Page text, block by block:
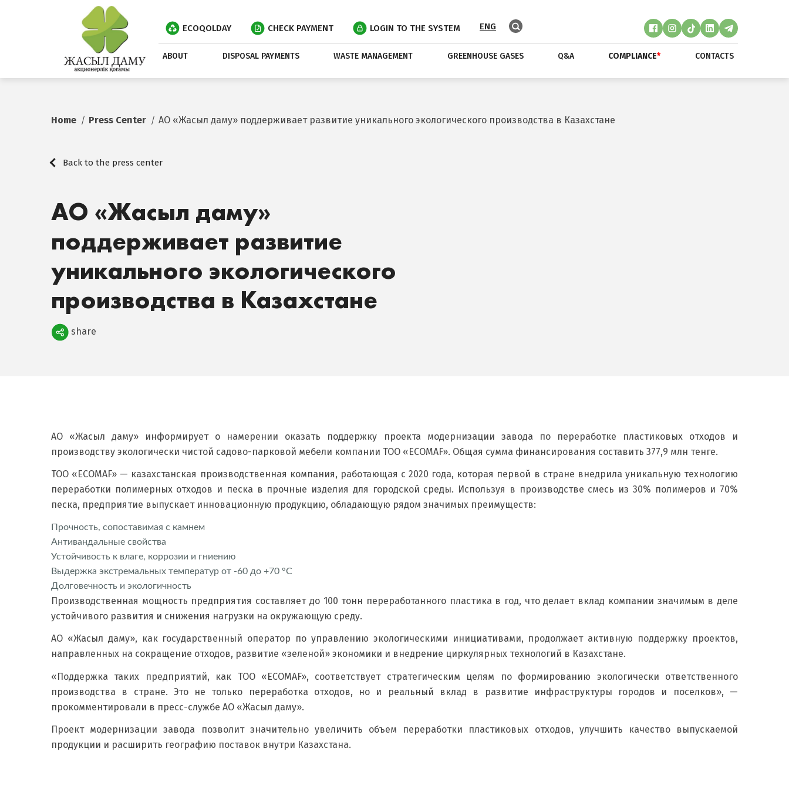
ECOQOLDAY CHECK PAYMENT LOGIN TO THE SYSTEM ENG
ABOUT DISPOSAL PAYMENTS WASTE MANAGEMENT GREENHOUSE GASES Q&A COMPLIANCE* CONTACTS
Home Press Center АО «Жасыл даму» поддерживает развитие уникального экологического производства в Казахстане
Back to the press center
АО «Жасыл даму»
поддерживает развитие
уникального экологического
производства в Казахстане
Поделиться
share
АО «Жасыл даму» информирует о намерении оказать поддержку проекта модернизации завода по переработке пластиковых отходов и
производству экологически чистой садово-парковой мебели компании ТОО «ECOMAF». Общая сумма финансирования составить 377,9 млн тенге.
ТОО «ECOMAF» — казахстанская производственная компания, работающая с 2020 года, которая первой в стране внедрила уникальную технологию
переработки полимерных отходов и песка в прочные изделия для городской среды. Используя в производстве смесь из 30% полимеров и 70%
песка, предприятие выпускает инновационную продукцию, обладающую рядом значимых преимуществ:
Прочность, сопоставимая с камнем
Антивандальные свойства
Устойчивость к влаге, коррозии и гниению
Выдержка экстремальных температур от -60 до +70 °C
Долговечность и экологичность
Производственная мощность предприятия составляет до 100 тонн переработанного пластика в год, что делает вклад компании значимым в деле
устойчивого развития и снижения нагрузки на окружающую среду.
АО «Жасыл даму», как государственный оператор по управлению экологическими инициативами, продолжает активную поддержку проектов,
направленных на сокращение отходов, развитие «зеленой» экономики и внедрение циркулярных технологий в Казахстане.
«Поддержка таких предприятий, как ТОО «ECOMAF», соответствует стратегическим целям по формированию экологически ответственного
производства в стране. Это не только переработка отходов, но и реальный вклад в развитие инфраструктуры городов и поселков», —
прокомментировали в пресс-службе АО «Жасыл даму».
Проект модернизации завода позволит значительно увеличить объем переработки пластиковых отходов, улучшить качество выпускаемой
продукции и расширить географию поставок внутри Казахстана.